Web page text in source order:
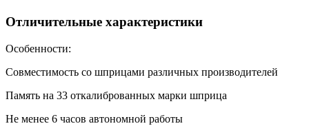
Отличительные характеристики
Особенности:
Совместимость со шприцами различных производителей
Память на 33 откалиброванных марки шприца
Не менее 6 часов автономной работы